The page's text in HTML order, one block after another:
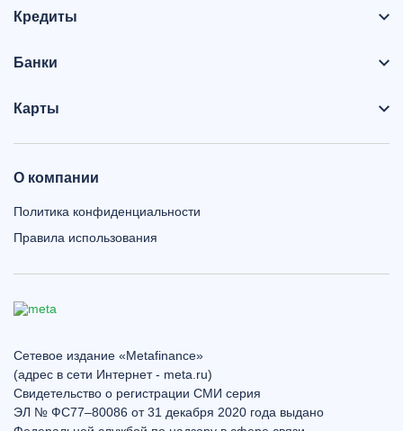
Кредиты
Банки
Карты
О компании
Политика конфиденциальности
Правила использования
Сетевое издание «Metafinance»
(адрес в сети Интернет - meta.ru)
Свидетельство о регистрации СМИ серия
ЭЛ № ФС77–80086 от 31 декабря 2020 года выдано